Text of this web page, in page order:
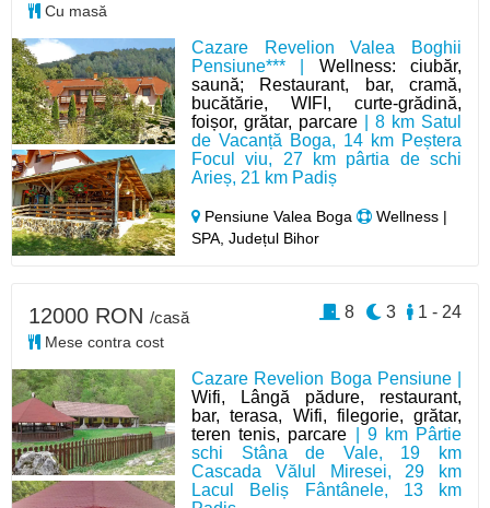
Cazare Revelion Valea Boghii
Pensiune*** | Wellness: ciubăr,
saună; Restaurant, bar, cramă,
bucătărie, WIFI, curte-grădină,
foișor, grătar, parcare | 8 km Satul
de Vacanță Boga, 14 km Peștera
Focul viu, 27 km pârtia de schi
Arieș, 21 km Padiș
Pensiune Valea Boga
Wellness |
SPA, Județul Bihor
Cu masă
Cazare Revelion Boga Pensiune |
Wifi, Lângă pădure, restaurant,
bar, terasa, Wifi, filegorie, grătar,
teren tenis, parcare | 9 km Pârtie
schi Stâna de Vale, 19 km
Cascada Vălul Miresei, 29 km
Lacul Beliș Fântânele, 13 km
12000 RON /casă
Mese contra cost
1 - 24
3
8